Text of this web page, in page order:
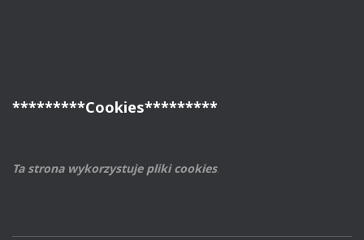
*********Cookies*********
Ta strona wykorzystuje pliki cookies.